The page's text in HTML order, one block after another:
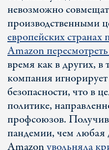
невозможно
производственными
европейских
Amazon
время как в других,
компания
безопасности, что в
политике,
профсоюзов.
пандемии, чем любая